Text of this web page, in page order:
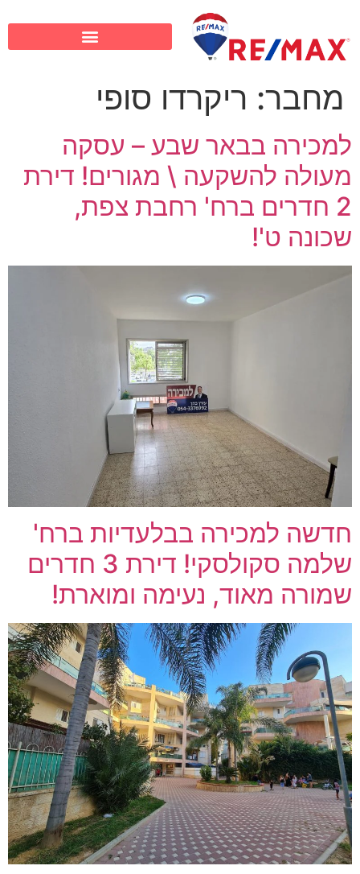
מחבר: ריקרדו סופי
למכירה בבאר שבע – עסקה
מעולה להשקעה \ מגורים! דירת
2 חדרים ברח' רחבת צפת,
שכונה ט'!
חדשה למכירה בבלעדיות ברח'
שלמה סקולסקי! דירת 3 חדרים
שמורה מאוד, נעימה ומוארת!